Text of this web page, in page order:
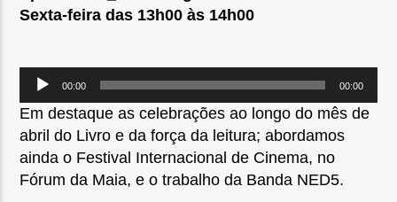
Rádio No ar
Sexta-feira das 13h00 às 14h00
Reprodutor
de
áudio
00:00 00:00
Em destaque as celebrações ao longo do mês de
abril do Livro e da força da leitura; abordamos
ainda o Festival Internacional de Cinema, no
Fórum da Maia, e o trabalho da Banda NED5.